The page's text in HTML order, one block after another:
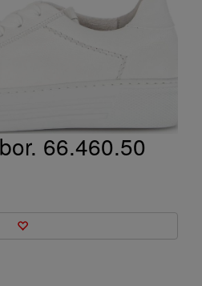
66.460.50